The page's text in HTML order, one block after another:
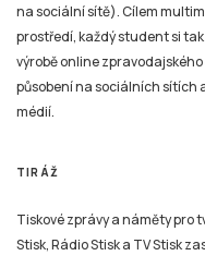
na sociální sítě). Cílem
prostředí, každý student si
výrobě online
působení na sociálních sítích
médií.
TIRÁŽ
Tiskové zprávy a náměty
Stisk, Rádio Stisk a TV Stisk